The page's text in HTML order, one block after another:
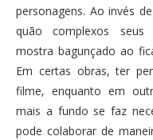
personagens. Ao invés
quão complexos
mostra bagunçado ao
Em certas obras, ter
filme, enquanto em
mais a fundo se faz
pode colaborar de